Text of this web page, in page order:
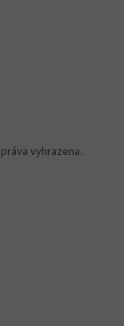
vyhrazena.